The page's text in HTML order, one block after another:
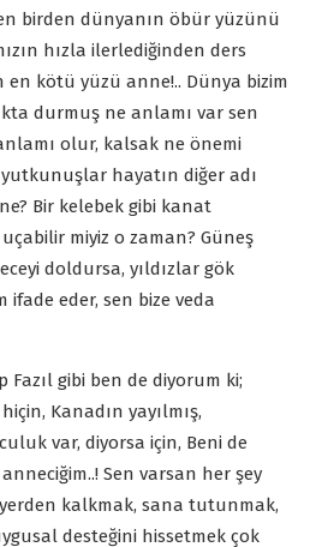
birden dünyanın öbür yüzünü
hızla ilerlediğinden ders
kötü yüzü anne!.. Dünya bizim
durmuş ne anlamı var sen
olur, kalsak ne önemi
hayatın diğer adı
Bir kelebek gibi kanat
miyiz o zaman? Güneş
doldursa, yıldızlar gök
eder, sen bize veda
Fazıl gibi ben de diyorum ki;
Kanadın yayılmış,
var, diyorsa için, Beni de
Sen varsan her şey
kalkmak, sana tutunmak,
desteğini hissetmek çok